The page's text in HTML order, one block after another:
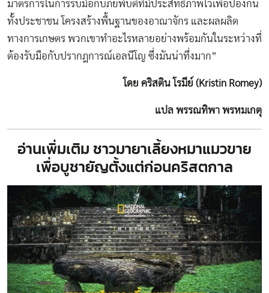
มาตรการในการรับมือกับภัยพิบัติที่มีประสิทธิภาพไว้เพื่อป้องกัน
ทั้งประชาชน โครงสร้างพื้นฐานของอาณาจักร และผลผลิต
ทางการเกษตร พวกเขาทำอะไรหลายอย่างพร้อมกันในระหว่างที่
ต้องรับมือกับปรากฎการณ์เอลนีโญ ซึ่งมันน่าทึ่งมาก”
โดย คริสติน โรมีย์ (Kristin Romey)
แปล พรรณทิพา พรหมเกตุ
อ่านเพิ่มเติม ชาวมายาเลี้ยงหมาแมวขาย
เพื่อบูชายัญตั้งแต่ก่อนคริสตกาล